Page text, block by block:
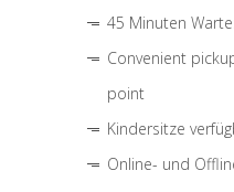
45 Minuten
Convenient
point
Kindersitze
Online- und